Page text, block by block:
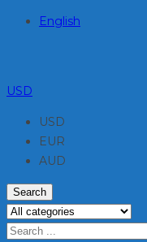
English
USD
USD
EUR
AUD
Search